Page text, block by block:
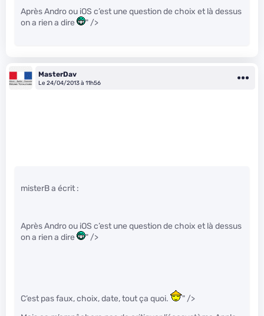
Après Andro ou iOS c’est une question de choix et là dessus
on a rien a dire
" />
MasterDav
Le 24/04/2013 à 11h56
misterB a écrit :
Après Andro ou iOS c’est une question de choix et là dessus
on a rien a dire
" />
C’est pas faux, choix, date, tout ça quoi.
" />